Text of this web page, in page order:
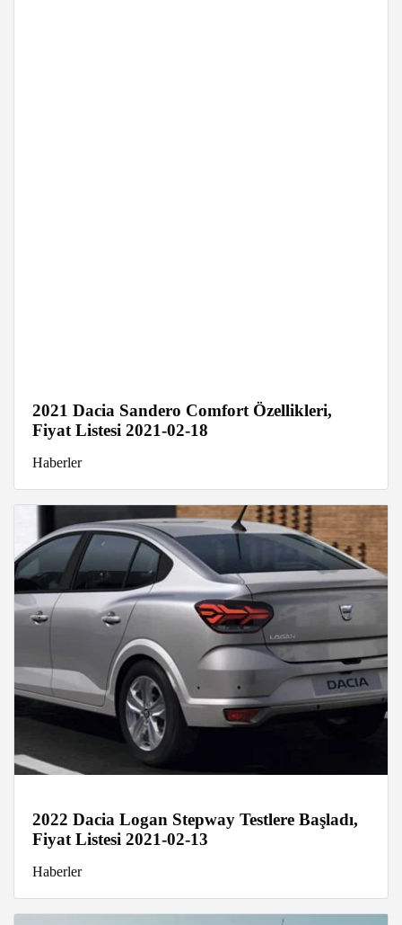
2021 Dacia Sandero Comfort Özellikleri,
Fiyat Listesi 2021-02-18
Haberler
2022 Dacia Logan Stepway Testlere Başladı,
Fiyat Listesi 2021-02-13
Haberler